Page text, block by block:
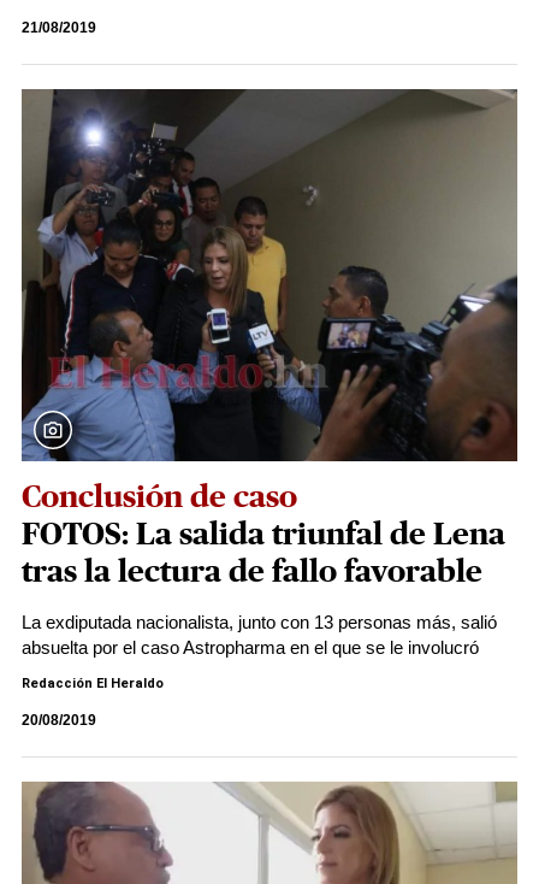
21/08/2019
Conclusión de caso
FOTOS: La salida triunfal de Lena
tras la lectura de fallo favorable
La exdiputada nacionalista, junto con 13 personas más, salió
absuelta por el caso Astropharma en el que se le involucró
Redacción El Heraldo
20/08/2019